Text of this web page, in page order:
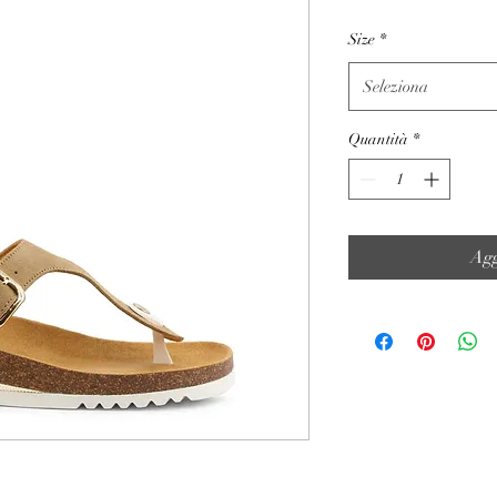
Size *
Seleziona
Quantità *